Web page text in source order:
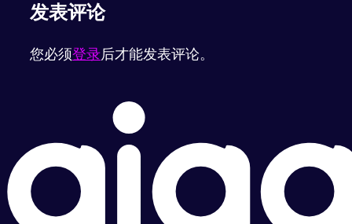
发表评论
您必须登录后才能发表评论。